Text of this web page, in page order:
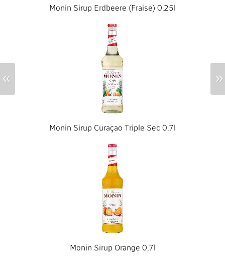
Monin Sirup Erdbeere (Fraise) 0,25l
Monin Sirup Curaçao Triple Sec 0,7l
Monin Sirup Orange 0,7l
« »